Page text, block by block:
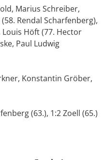
Marius Schreiber,
Rendal Scharfenberg),
Höft (77. Hector
Paul Ludwig
Konstantin Gröber,
(63.), 1:2 Zoell (65.)